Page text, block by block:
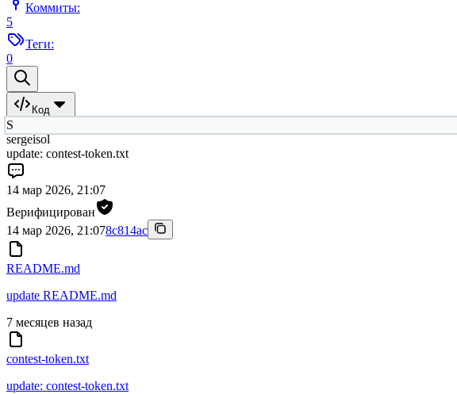
Коммиты:
5
Теги:
0
Код
S
sergeisol
update: contest-token.txt
14 мар 2026, 21:07
Верифицирован
14 мар 2026, 21:078c814ac
README.md
update README.md
7 месяцев назад
contest-token.txt
update: contest-token.txt